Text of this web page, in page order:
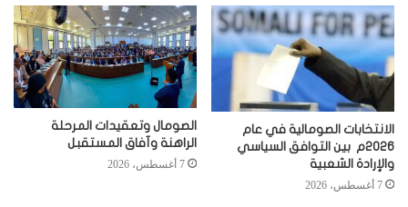
الانتخابات الصومالية في عام
2026م بين التوافق السياسي
والإرادة الشعبية
7 أغسطس، 2026
الصومال وتعقيدات المرحلة
الراهنة وآفاق المستقبل
7 أغسطس، 2026